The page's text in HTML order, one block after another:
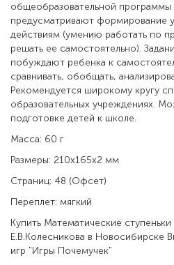
общеобразовательной
предусматривают формирование
действиям (умению работать по
решать ее самостоятельно).
побуждают ребенка к
сравнивать, обобщать,
Рекомендуется широкому кругу
образовательных учреждениях.
подготовке детей к школе.
Масса: 60 г
Размеры: 210x165x2 мм
Страниц: 48 (Офсет)
Переплет: мягкий
Купить Математические ступеньки
Е.В.Колесникова в Новосибирске
игр "Игры Почемучек"